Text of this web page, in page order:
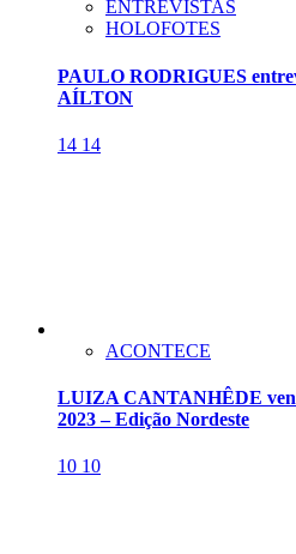
ENTREVISTAS
HOLOFOTES
PAULO RODRIGUES
AÍLTON
14 14
ACONTECE
LUIZA CANTANHÊDE
2023 – Edição Nordeste
10 10